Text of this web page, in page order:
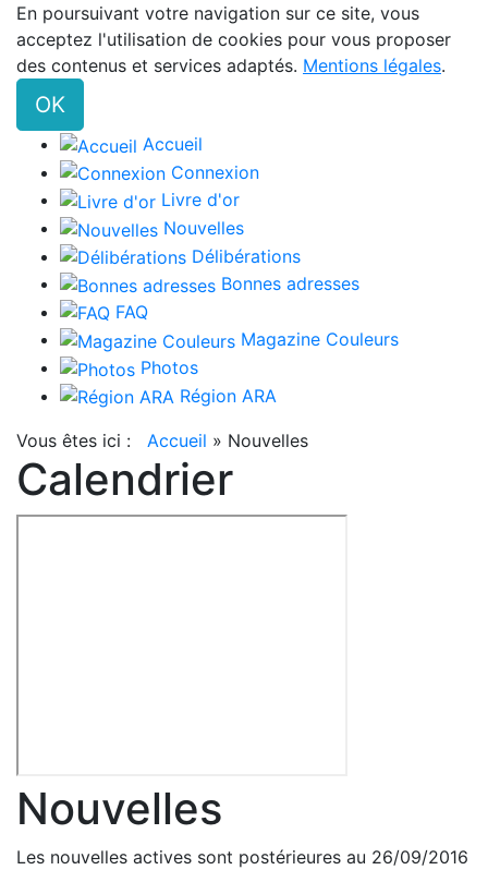
En poursuivant votre navigation sur ce site, vous
acceptez l'utilisation de cookies pour vous proposer
des contenus et services adaptés. Mentions légales.
OK
Accueil
Connexion
Livre d'or
Nouvelles
Délibérations
Bonnes adresses
FAQ
Magazine Couleurs
Photos
Région ARA
Vous êtes ici : Accueil » Nouvelles
Calendrier
Nouvelles
Les nouvelles actives sont postérieures au 26/09/2016